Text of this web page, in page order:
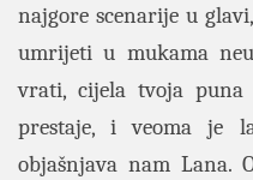
najgore scenarije u
umrijeti u mukama
vrati, cijela tvoja
prestaje, i veoma je
objašnjava nam Lana.